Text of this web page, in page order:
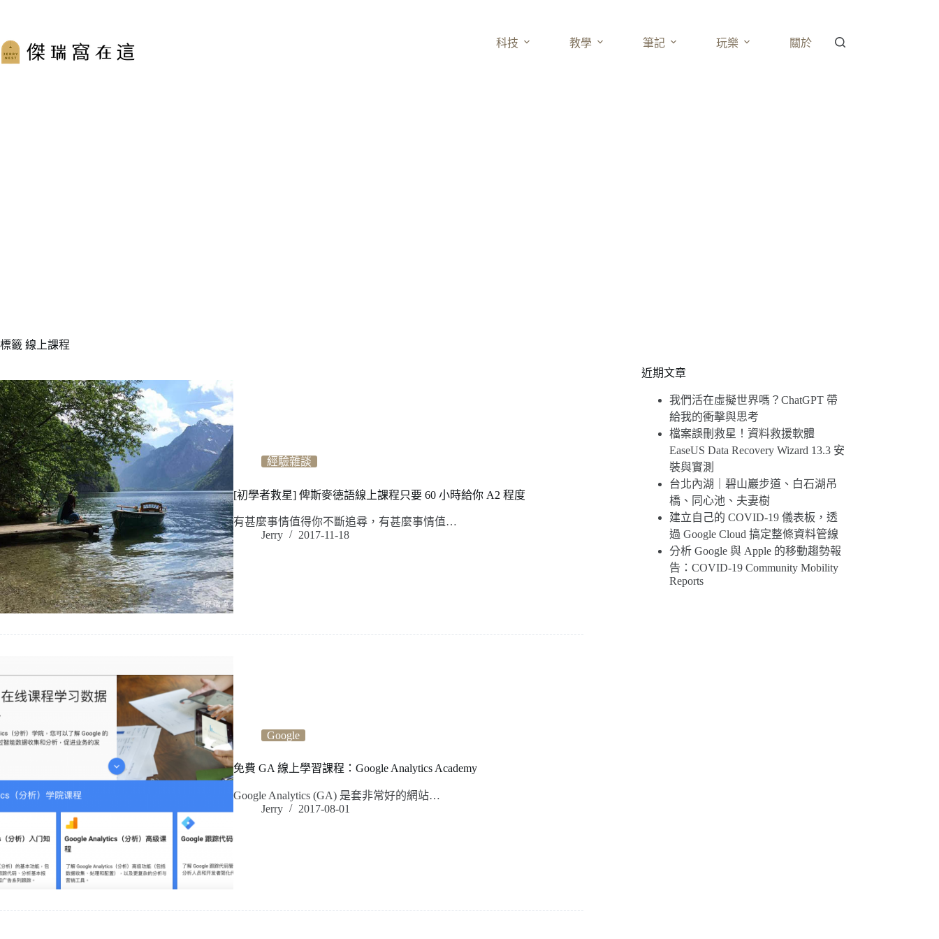
主
要
科技 教學 筆記 玩樂 關於
標籤 線上課程
經驗雜談
[初學者救星] 俾斯麥德語線上課程只要 60 小時給你 A2 程度
有甚麼事情值得你不斷追尋，有甚麼事情值…
Jerry
2017-11-18
Google
免費 GA 線上學習課程：Google Analytics Academy
Google Analytics (GA) 是套非常好的網站…
Jerry
2017-08-01
近期文章
我們活在虛擬世界嗎？ChatGPT 帶
給我的衝擊與思考
檔案誤刪救星！資料救援軟體
EaseUS Data Recovery Wizard 13.3 安
裝與實測
台北內湖｜碧山巖步道、白石湖吊
橋、同心池、夫妻樹
建立自己的 COVID-19 儀表板，透
過 Google Cloud 搞定整條資料管線
分析 Google 與 Apple 的移動趨勢報
告：COVID-19 Community Mobility
Reports